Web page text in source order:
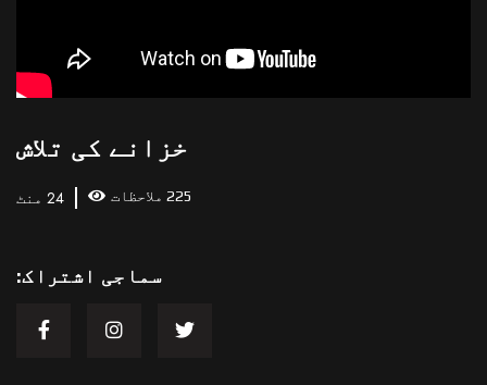
خزانے کی تلاش
24 منٹ 225 ملاحظات
سماجی اشتراک: